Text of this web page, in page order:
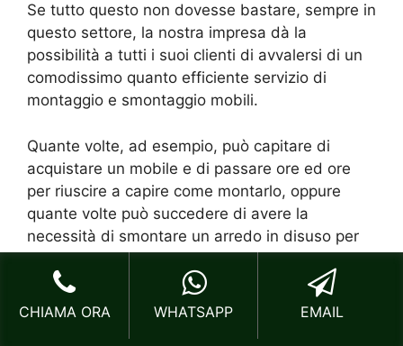
Se tutto questo non dovesse bastare, sempre in
questo settore, la nostra impresa dà la
possibilità a tutti i suoi clienti di avvalersi di un
comodissimo quanto efficiente servizio di
montaggio e smontaggio mobili.
Quante volte, ad esempio, può capitare di
acquistare un mobile e di passare ore ed ore
per riuscire a capire come montarlo, oppure
quante volte può succedere di avere la
necessità di smontare un arredo in disuso per
poi doverlo rimettere in piedi in una seconda
casa? Ebbene, la nostra azienda specializzata
nella Vendita Imballaggi Viale Trastevere
CHIAMA ORA WHATSAPP EMAIL